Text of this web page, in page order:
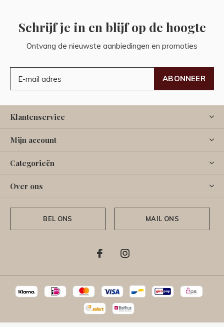
Schrijf je in en blijf op de hoogte
Ontvang de nieuwste aanbiedingen en promoties
ABONNEER
Klantenservice
Mijn account
Categorieën
Over ons
BEL ONS MAIL ONS